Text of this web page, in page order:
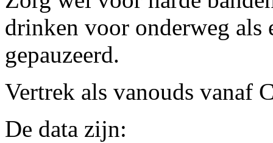
drinken voor onderweg
gepauzeerd.
Vertrek als vanouds vanaf
De data zijn: